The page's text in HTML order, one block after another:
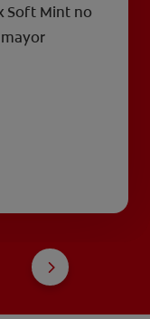
Soft Mint no